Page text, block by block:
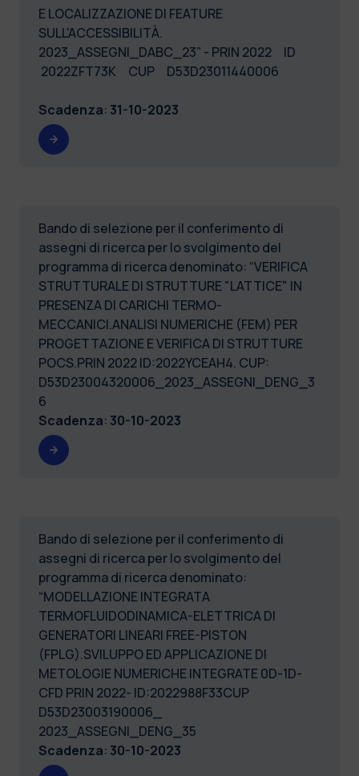
E LOCALIZZAZIONE DI FEATURE
SULL'ACCESSIBILITÀ.
2023_ASSEGNI_DABC_23” - PRIN 2022 ID
2022ZFT73K CUP D53D23011440006
Scadenza: 31-10-2023
Bando di selezione per il conferimento di
assegni di ricerca per lo svolgimento del
programma di ricerca denominato: “VERIFICA
STRUTTURALE DI STRUTTURE "LATTICE" IN
PRESENZA DI CARICHI TERMO-
MECCANICI.ANALISI NUMERICHE (FEM) PER
PROGETTAZIONE E VERIFICA DI STRUTTURE
POCS.PRIN 2022 ID:2022YCEAH4. CUP:
D53D23004320006_2023_ASSEGNI_DENG_3
6
Scadenza: 30-10-2023
Bando di selezione per il conferimento di
assegni di ricerca per lo svolgimento del
programma di ricerca denominato:
“MODELLAZIONE INTEGRATA
TERMOFLUIDODINAMICA-ELETTRICA DI
GENERATORI LINEARI FREE-PISTON
(FPLG).SVILUPPO ED APPLICAZIONE DI
METOLOGIE NUMERICHE INTEGRATE 0D-1D-
CFD PRIN 2022- ID:2022988F33CUP
D53D23003190006_
2023_ASSEGNI_DENG_35
Scadenza: 30-10-2023